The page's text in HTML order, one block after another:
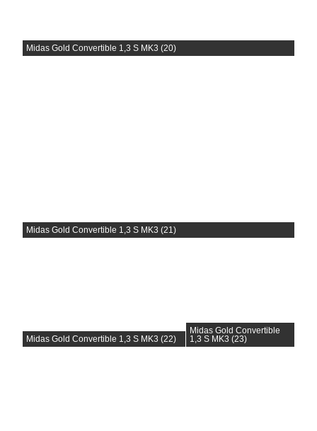
Midas Gold Convertible 1,3 S MK3 (20)
Midas Gold Convertible 1,3 S MK3 (21)
Midas Gold Convertible 1,3 S MK3 (22)
Midas Gold Convertible
1,3 S MK3 (23)